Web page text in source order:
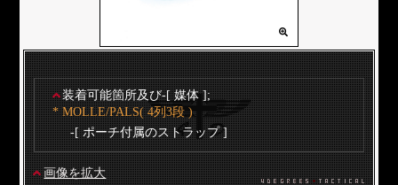
装着可能箇所及び-[ 媒体 ];
* MOLLE/PALS( 4列3段 )
-[ ポーチ付属のストラップ ]
画像を拡大